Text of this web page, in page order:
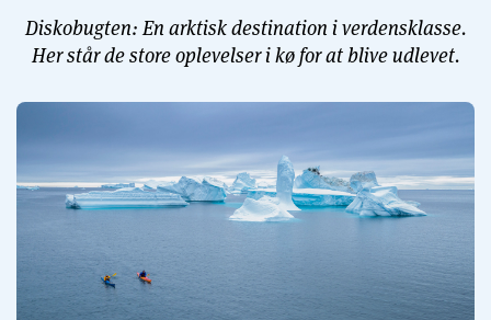
Diskobugten: En arktisk destination i verdensklasse.
Her står de store oplevelser i kø for at blive udlevet.